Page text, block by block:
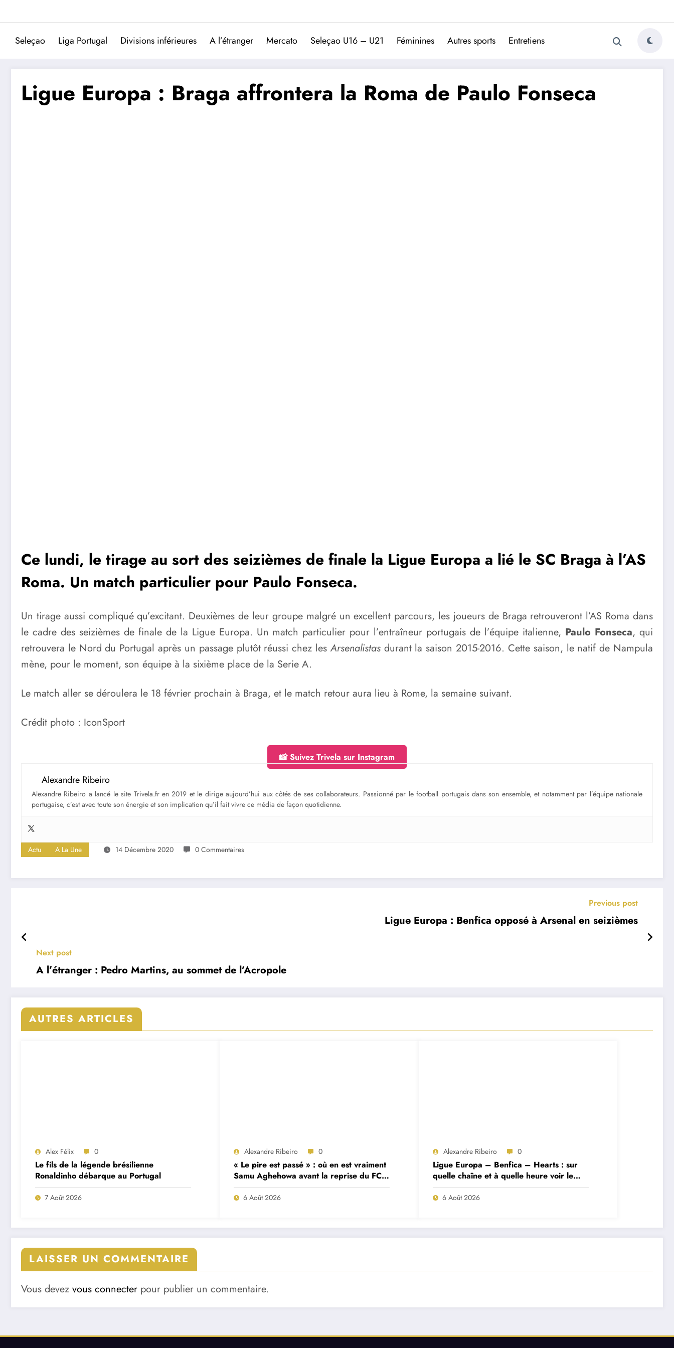
Trivela
L'actualité du football portugais
Seleçao Liga Portugal Divisions inférieures A l’étranger Mercato Seleçao U16 – U21 Féminines Autres sports Entretiens
Ligue Europa : Braga affrontera la Roma de Paulo Fonseca
Ce lundi, le tirage au sort des seizièmes de finale la Ligue Europa a lié le SC Braga à l’AS
Roma. Un match particulier pour Paulo Fonseca.
Un tirage aussi compliqué qu’excitant. Deuxièmes de leur groupe malgré un excellent parcours, les joueurs de Braga retrouveront l’AS Roma dans
le cadre des seizièmes de finale de la Ligue Europa. Un match particulier pour l’entraîneur portugais de l’équipe italienne, Paulo Fonseca, qui
retrouvera le Nord du Portugal après un passage plutôt réussi chez lesArsenalistas durant la saison 2015-2016. Cette saison, le natif de Nampula
mène, pour le moment, son équipe à la sixième place de la Serie A.
Le match aller se déroulera le 18 février prochain à Braga, et le match retour aura lieu à Rome, la semaine suivant.
Crédit photo : IconSport
📸 Suivez Trivela sur Instagram
Alexandre Ribeiro
Alexandre Ribeiro a lancé le site Trivela.fr en 2019 et le dirige aujourd’hui aux côtés de ses collaborateurs. Passionné par le football portugais dans son ensemble, et notamment par l’équipe nationale
portugaise, c’est avec toute son énergie et son implication qu’il fait vivre ce média de façon quotidienne.
Actu A La Une 14 Décembre 2020 0 Commentaires
Previous post
Ligue Europa : Benfica opposé à Arsenal en seizièmes
Next post
A l’étranger : Pedro Martins, au sommet de l’Acropole
AUTRES ARTICLES
Alex Félix 0
Le fils de la légende brésilienne
Ronaldinho débarque au Portugal
7 Août 2026
Alexandre Ribeiro 0
« Le pire est passé » : où en est vraiment
Samu Aghehowa avant la reprise du FC
Porto ?
6 Août 2026
Alexandre Ribeiro 0
Ligue Europa – Benfica – Hearts : sur
quelle chaîne et à quelle heure voir le
match ?
6 Août 2026
LAISSER UN COMMENTAIRE
Vous devez vous connecter pour publier un commentaire.